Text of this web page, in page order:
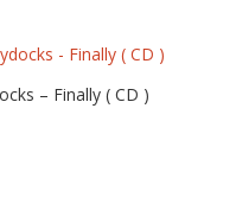
– Finally ‎( CD )